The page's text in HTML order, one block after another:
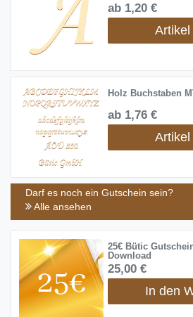
ab 1,20 €
Artikel
Holz Buchstaben
ab 1,76 €
Artikel
Darf es noch ein Gutschein sein?
Alle ansehen
25€ Bütic
Download
25,00 €
In den